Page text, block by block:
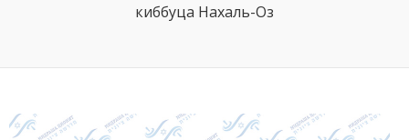
киббуца Нахаль-Оз